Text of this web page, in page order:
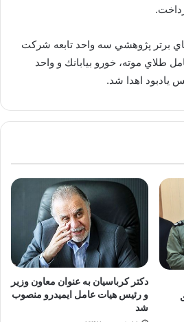
برتر پژوهشي سه واحد تابعه شركت
طلاي موته، خورو بيابانك و واحد
يادبود اهدا شد.
دکتر کرباسیان به عنوان معاون وزیر
و رئیس هیات عامل ایمیدرو منصوب
شد